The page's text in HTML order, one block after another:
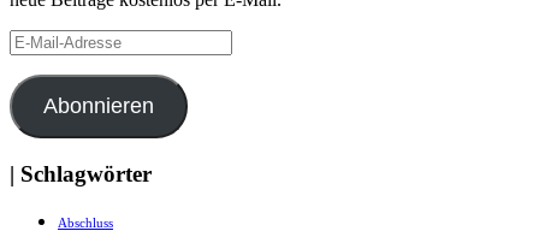
E-
Mail-
Adresse
Abonnieren
| Schlagwörter
Abschluss